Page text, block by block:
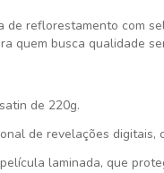
de reflorestamento com
quem busca qualidade
de 220g.
de revelações digitais,
laminada, que